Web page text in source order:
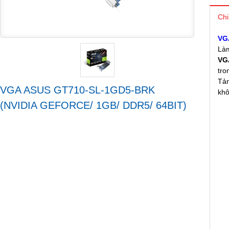
VGA ASUS GT710-SL-1GD5-BRK
(NVIDIA GEFORCE/ 1GB/ DDR5/ 64BIT)